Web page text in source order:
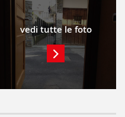
vedi tutte le foto